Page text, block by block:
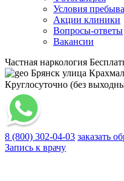
Условия
Акции клиники
Вопросы-ответы
Вакансии
Частная наркология
Брянск улица
Круглосуточно (без
8 (800) 302-04-03 заказать
Запись к врачу